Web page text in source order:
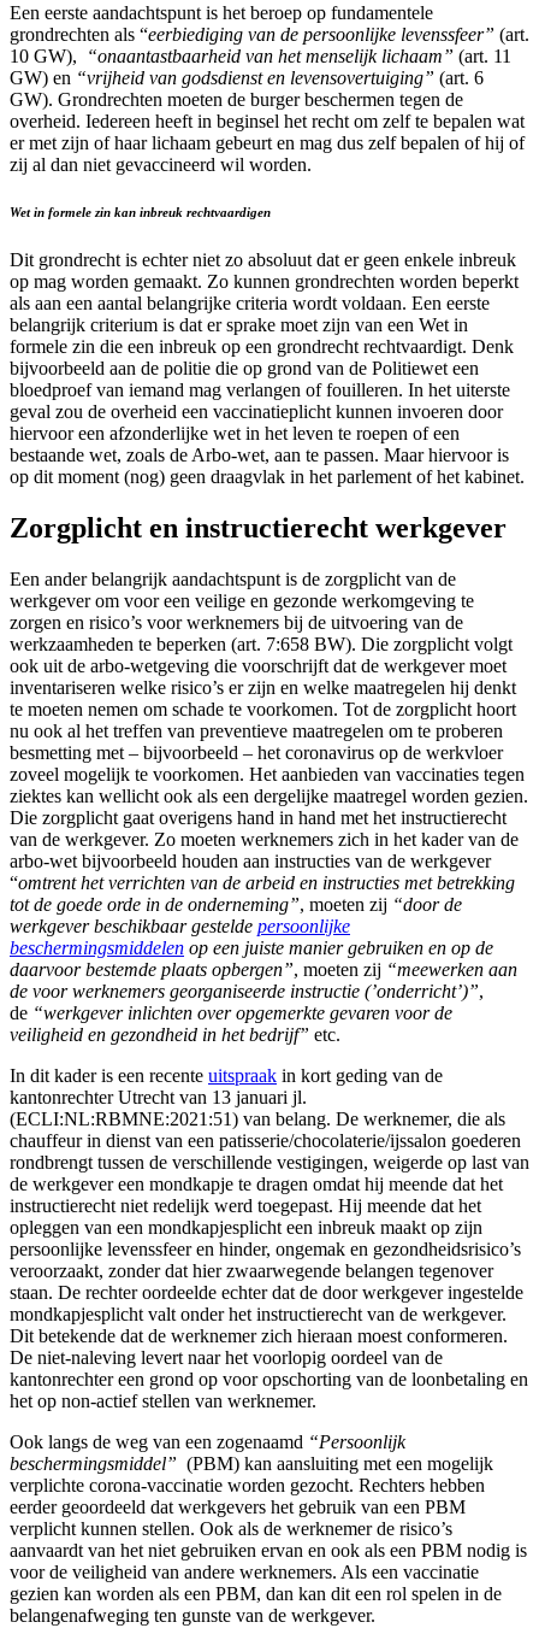
werkt,
kunt
u
touch-
en
swipetekens
gebruiken.
Een eerste aandachtspunt is het beroep op fundamentele
grondrechten als “eerbiediging van de persoonlijke levenssfeer” (art.
10 GW),
“onaantastbaarheid van het menselijk lichaam” (art. 11
GW) en “vrijheid van godsdienst en levensovertuiging” (art. 6
GW). Grondrechten moeten de burger beschermen tegen de
overheid. Iedereen heeft in beginsel het recht om zelf te bepalen wat
er met zijn of haar lichaam gebeurt en mag dus zelf bepalen of hij of
zij al dan niet gevaccineerd wil worden.
Wet in formele zin kan inbreuk rechtvaardigen
Dit grondrecht is echter niet zo absoluut dat er geen enkele inbreuk
op mag worden gemaakt. Zo kunnen grondrechten worden beperkt
als aan een aantal belangrijke criteria wordt voldaan. Een eerste
belangrijk criterium is dat er sprake moet zijn van een Wet in
formele zin die een inbreuk op een grondrecht rechtvaardigt. Denk
bijvoorbeeld aan de politie die op grond van de Politiewet een
bloedproef van iemand mag verlangen of fouilleren. In het uiterste
geval zou de overheid een vaccinatieplicht kunnen invoeren door
hiervoor een afzonderlijke wet in het leven te roepen of een
bestaande wet, zoals de Arbo-wet, aan te passen. Maar hiervoor is
op dit moment (nog) geen draagvlak in het parlement of het kabinet.
Zorgplicht en instructierecht werkgever
Een ander belangrijk aandachtspunt is de zorgplicht van de
werkgever om voor een veilige en gezonde werkomgeving te
zorgen en risico’s voor werknemers bij de uitvoering van de
werkzaamheden te beperken (art. 7:658 BW). Die zorgplicht volgt
ook uit de arbo-wetgeving die voorschrijft dat de werkgever moet
inventariseren welke risico’s er zijn en welke maatregelen hij denkt
te moeten nemen om schade te voorkomen. Tot de zorgplicht hoort
nu ook al het treffen van preventieve maatregelen om te proberen
besmetting met – bijvoorbeeld – het coronavirus op de werkvloer
zoveel mogelijk te voorkomen. Het aanbieden van vaccinaties tegen
ziektes kan wellicht ook als een dergelijke maatregel worden gezien.
Die zorgplicht gaat overigens hand in hand met het instructierecht
van de werkgever. Zo moeten werknemers zich in het kader van de
arbo-wet bijvoorbeeld houden aan instructies van de werkgever
“omtrent het verrichten van de arbeid en instructies met betrekking
tot de goede orde in de onderneming”, moeten zij “door de
werkgever beschikbaar gestelde persoonlijke
beschermingsmiddelen op een juiste manier gebruiken en op de
daarvoor bestemde plaats opbergen”, moeten zij “meewerken aan
de voor werknemers georganiseerde instructie (’onderricht’)”,
de “werkgever inlichten over opgemerkte gevaren voor de
veiligheid en gezondheid in het bedrijf” etc.
In dit kader is een recente uitspraak in kort geding van de
kantonrechter Utrecht van 13 januari jl.
(ECLI:NL:RBMNE:2021:51) van belang. De werknemer, die als
chauffeur in dienst van een patisserie/chocolaterie/ijssalon goederen
rondbrengt tussen de verschillende vestigingen, weigerde op last van
de werkgever een mondkapje te dragen omdat hij meende dat het
instructierecht niet redelijk werd toegepast. Hij meende dat het
opleggen van een mondkapjesplicht een inbreuk maakt op zijn
persoonlijke levenssfeer en hinder, ongemak en gezondheidsrisico’s
veroorzaakt, zonder dat hier zwaarwegende belangen tegenover
staan. De rechter oordeelde echter dat de door werkgever ingestelde
mondkapjesplicht valt onder het instructierecht van de werkgever.
Dit betekende dat de werknemer zich hieraan moest conformeren.
De niet-naleving levert naar het voorlopig oordeel van de
kantonrechter een grond op voor opschorting van de loonbetaling en
het op non-actief stellen van werknemer.
Ook langs de weg van een zogenaamd “Persoonlijk
beschermingsmiddel” (PBM) kan aansluiting met een mogelijk
verplichte corona-vaccinatie worden gezocht. Rechters hebben
eerder geoordeeld dat werkgevers het gebruik van een PBM
verplicht kunnen stellen. Ook als de werknemer de risico’s
aanvaardt van het niet gebruiken ervan en ook als een PBM nodig is
voor de veiligheid van andere werknemers. Als een vaccinatie
gezien kan worden als een PBM, dan kan dit een rol spelen in de
belangenafweging ten gunste van de werkgever.